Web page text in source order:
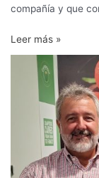
compañía y que
Leer más »
Camposol
nombra
de